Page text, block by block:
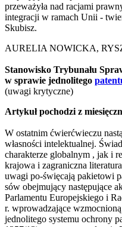
przeważyła nad racjami
integracji w ramach Unii -
Skubisz.
AURELIA NOWICKA,
Stanowisko Trybunału
w sprawie jednolitego
(uwagi krytyczne)
Artykuł pochodzi z
W ostatnim ćwierćwieczu
własności intelektualnej.
charakterze globalnym , jak i
krajowa i zagraniczna
uwagi po-święcają pakietowi
sów obejmujący następujące
Parlamentu Europejskiego i
r. wprowadzające
jednolitego systemu ochrony